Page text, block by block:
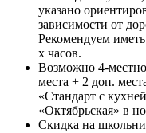
указано
зависимости от
Рекомендуем
х часов.
Возможно 4-
места + 2 доп.
«Стандарт с
«Октябрьская» в
Скидка на